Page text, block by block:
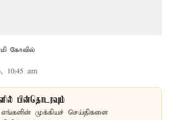
கோவில்
10:45 am
பின்தொடரவும்
எங்களின் முக்கியச் செய்திகளை